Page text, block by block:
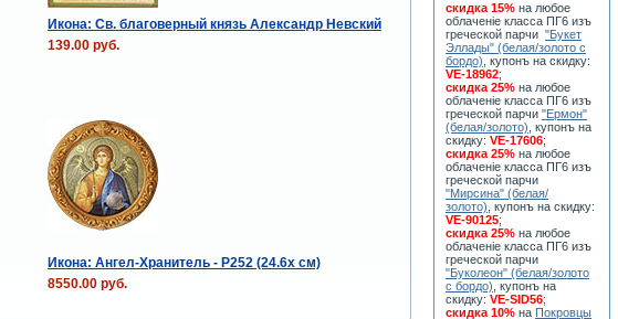
Икона: Св. благоверный князь Александр Невский
139.00 руб.
Икона: Ангел-Хранитель - Р252 (24.6x см)
8550.00 руб.
скидка 15% на любое
облаченiе класса ПГ6 изъ
греческой парчи "Букет
Эллады" (белая/золото с
бордо) , купонъ на скидку:
VE-18962;
скидка 25% на любое
облаченiе класса ПГ6 изъ
греческой парчи "Ермон"
(белая/золото) , купонъ на
скидку: VE-17606;
скидка 25% на любое
облаченiе класса ПГ6 изъ
греческой парчи
"Мирсина" (белая/
золото) , купонъ на скидку:
VE-90125;
скидка 25% на любое
облаченiе класса ПГ6 изъ
греческой парчи
"Буколеон" (белая/золото
с бордо) , купонъ на
скидку: VE-SID56;
скидка 10% на Покровцы